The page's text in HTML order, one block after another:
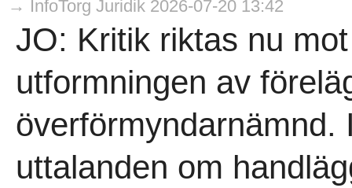
→ InfoTorg Juridik 2026-07-20 13:42
JO: Kritik riktas nu
utformningen av
överförmyndarnämnd.
uttalanden om